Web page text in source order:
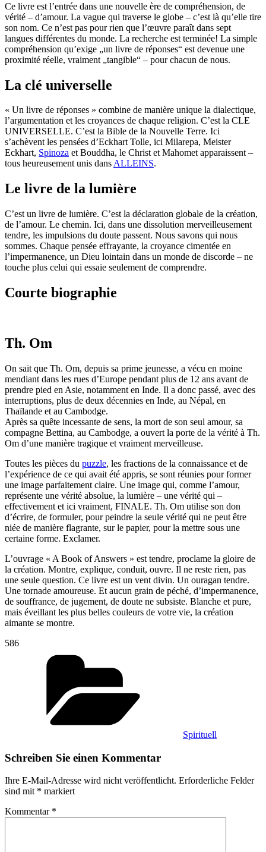
Ce livre est l’entrée dans une nouvelle ère de compréhension, de
vérité – d’amour. La vague qui traverse le globe – c’est là qu’elle tire
son nom. Ce n’est pas pour rien que l’œuvre paraît dans sept
langues différentes du monde. La recherche est terminée! La simple
compréhension qu’exige „un livre de réponses“ est devenue une
proximité réelle, vraiment „tangible“ – pour chacun de nous.
La clé universelle
« Un livre de réponses » combine de manière unique la dialectique,
l’argumentation et les croyances de chaque religion. C’est la CLE
UNIVERSELLE. C’est la Bible de la Nouvelle Terre. Ici
s’achèvent les pensées d’Eckhart Tolle, ici Milarepa, Meister
Eckhart, Spinoza et Bouddha, le Christ et Mahomet apparaissent –
tous heureusement unis dansALLEINS.
Le livre de la lumière
C’est un livre de lumière. C’est la déclaration globale de la création,
de l’amour. Le chemin. Ici, dans une dissolution merveilleusement
tendre, les impulsions du doute passent. Nous savons qui nous
sommes. Chaque pensée effrayante, la croyance cimentée en
l’impermanence, un Dieu lointain dans un monde de discorde – ne
touche plus celui qui essaie seulement de comprendre.
Courte biographie
Th. Om
On sait que Th. Om, depuis sa prime jeunesse, a vécu en moine
mendiant dans les rues d’Europe pendant plus de 12 ans avant de
prendre pied en Asie, notamment en Inde. Il a donc passé, avec des
interruptions, plus de deux décennies en Inde, au Népal, en
Thaïlande et au Cambodge.
Après sa quête incessante de sens, la mort de son seul amour, sa
compagne Bettina, au Cambodge, a ouvert la porte de la vérité à Th.
Om d’une manière tragique et vraiment merveilleuse.
Toutes les pièces du puzzle, les fractions de la connaissance et de
l’expérience de ce qui avait été appris, se sont réunies pour former
une image parfaitement claire. Une image qui, comme l’amour,
représente une vérité absolue, la lumière – une vérité qui –
effectivement et ici vraiment, FINALE. Th. Om utilise son don
d’écrire, de formuler, pour peindre la seule vérité qui ne peut être
niée de manière flagrante, sur le papier, pour la mettre sous une
certaine forme. Exclamer.
L’ouvrage « A Book of Answers » est tendre, proclame la gloire de
la création. Montre, explique, conduit, ouvre. Il ne reste rien, pas
une seule question. Ce livre est un vent divin. Un ouragan tendre.
Une tornade amoureuse. Et aucun grain de péché, d’impermanence,
de souffrance, de jugement, de doute ne subsiste. Blanche et pure,
mais éveillant les plus belles couleurs de votre vie, la création
aimante se montre.
586
Spirituell
Schreiben Sie einen Kommentar
Ihre E-Mail-Adresse wird nicht veröffentlicht. Erforderliche Felder
sind mit * markiert
Kommentar *